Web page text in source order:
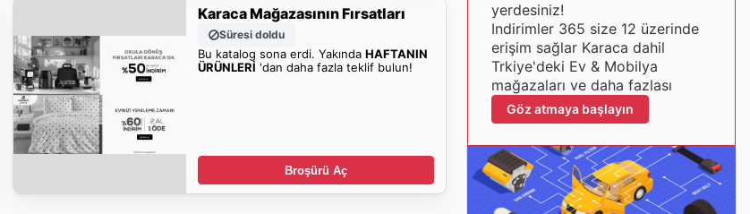
Karaca Mağazasının Fırsatları
Süresi doldu
Bu katalog sona erdi. YakındaHAFTANIN
ÜRÜNLERİ 'dan daha fazla teklif bulun!
Broşürü Aç
yerdesiniz!
Indirimler 365 size 12 üzerinde
erişim sağlar Karaca dahil
Trkiye'deki Ev & Mobilya
mağazaları ve daha fazlası
Göz atmaya başlayın